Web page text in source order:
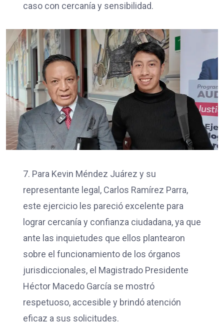
caso con cercanía y sensibilidad.
7. Para Kevin Méndez Juárez y su
representante legal, Carlos Ramírez Parra,
este ejercicio les pareció excelente para
lograr cercanía y confianza ciudadana, ya que
ante las inquietudes que ellos plantearon
sobre el funcionamiento de los órganos
jurisdiccionales, el Magistrado Presidente
Héctor Macedo García se mostró
respetuoso, accesible y brindó atención
eficaz a sus solicitudes.